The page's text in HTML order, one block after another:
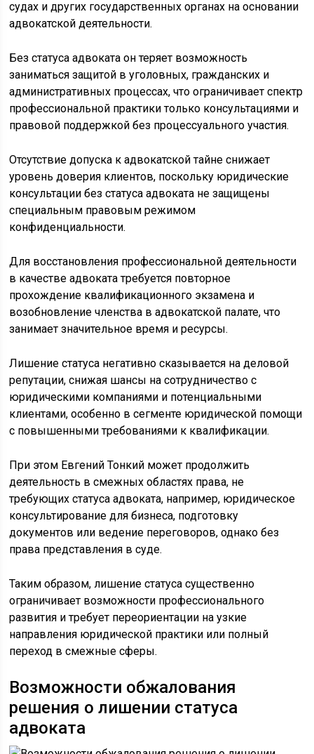
судах и других государственных органах на основании
адвокатской деятельности.
Без статуса адвоката он теряет возможность
заниматься защитой в уголовных, гражданских и
административных процессах, что ограничивает спектр
профессиональной практики только консультациями и
правовой поддержкой без процессуального участия.
Отсутствие допуска к адвокатской тайне снижает
уровень доверия клиентов, поскольку юридические
консультации без статуса адвоката не защищены
специальным правовым режимом
конфиденциальности.
Для восстановления профессиональной деятельности
в качестве адвоката требуется повторное
прохождение квалификационного экзамена и
возобновление членства в адвокатской палате, что
занимает значительное время и ресурсы.
Лишение статуса негативно сказывается на деловой
репутации, снижая шансы на сотрудничество с
юридическими компаниями и потенциальными
клиентами, особенно в сегменте юридической помощи
с повышенными требованиями к квалификации.
При этом Евгений Тонкий может продолжить
деятельность в смежных областях права, не
требующих статуса адвоката, например, юридическое
консультирование для бизнеса, подготовку
документов или ведение переговоров, однако без
права представления в суде.
Таким образом, лишение статуса существенно
ограничивает возможности профессионального
развития и требует переориентации на узкие
направления юридической практики или полный
переход в смежные сферы.
Возможности обжалования
решения о лишении статуса
адвоката